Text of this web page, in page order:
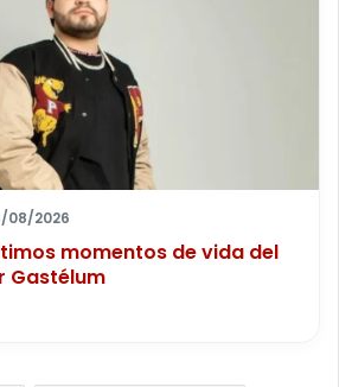
08/2026
momentos de vida del
Gastélum